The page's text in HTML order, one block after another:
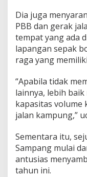
Dia juga
PBB dan gerak
tempat yang ada
lapangan sepak
raga yang
“Apabila tidak
lainnya, lebih
kapasitas volume
jalan kampung,”
Sementara itu,
Sampang mulai
antusias
tahun ini.